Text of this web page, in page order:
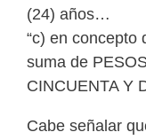
(24) años…
“c) en concepto
suma de
CINCUENTA Y
Cabe señalar